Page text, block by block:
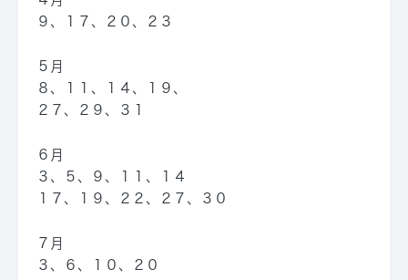
９、１７、２０、２３
５月
８、１１、１４、１９、
２７、２９、３１
６月
３、５、９、１１、１４
１７、１９、２２、２７、３０
７月
３、６、１０、２０